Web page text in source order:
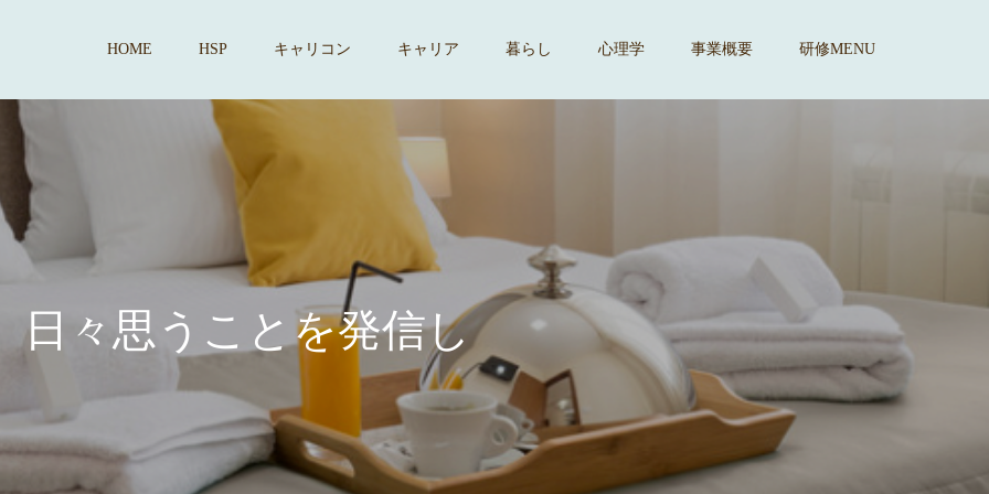
HOME HSP キャリコン キャリア 暮らし 心理学 事業概要 研修MENU
思 う こ と を 発信していま す